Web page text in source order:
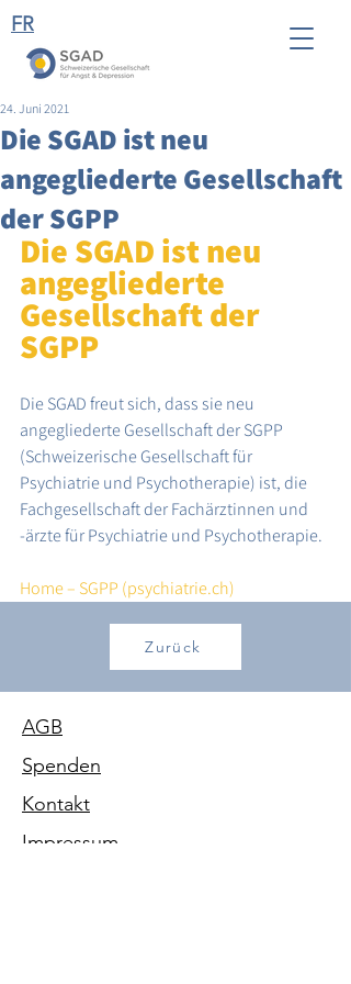
FR
Die SGAD ist neu
angegliederte Gesellschaft
der SGPP
24. Juni 2021
Die SGAD ist neu
angegliederte
Gesellschaft der
SGPP
Die SGAD freut sich, dass sie neu
angegliederte Gesellschaft der SGPP
(Schweizerische Gesellschaft für
Psychiatrie und Psychotherapie) ist, die
Fachgesellschaft der Fachärztinnen und
-ärzte für Psychiatrie und Psychotherapie.
Home – SGPP (psychiatrie.ch)
Zurück
AGB
Spenden
Kontakt
Impressum